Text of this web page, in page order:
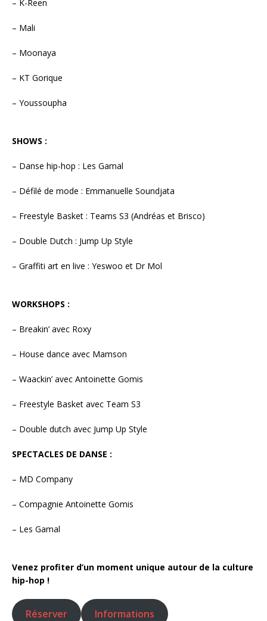
– K-Reen
– Mali
– Moonaya
– KT Gorique
– Youssoupha
SHOWS :
– Danse hip-hop : Les Gamal
– Défilé de mode : Emmanuelle Soundjata
– Freestyle Basket : Teams S3 (Andréas et Brisco)
– Double Dutch : Jump Up Style
– Graffiti art en live : Yeswoo et Dr Mol
WORKSHOPS :
– Breakin’ avec Roxy
– House dance avec Mamson
– Waackin’ avec Antoinette Gomis
– Freestyle Basket avec Team S3
– Double dutch avec Jump Up Style
SPECTACLES DE DANSE :
– MD Company
– Compagnie Antoinette Gomis
– Les Gamal
Venez profiter d’un moment unique autour de la culture
hip-hop !
Réserver Informations